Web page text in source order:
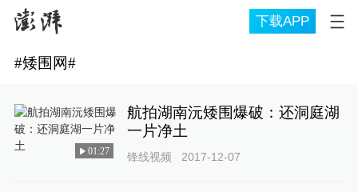
下载APP
#矮围网#
01:27
航拍湖南沅矮围爆破：还洞庭湖
一片净土
锋线视频 2017-12-07